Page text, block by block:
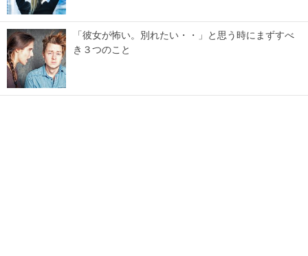
「彼女が怖い。別れたい・・」と思う時にまずすべ
き３つのこと